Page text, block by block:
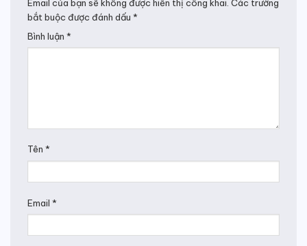
Email của bạn sẽ không được hiển thị công khai. Các trường
bắt buộc được đánh dấu *
Bình luận *
Tên *
Email *